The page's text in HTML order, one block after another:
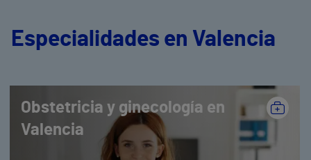
Especialidades en Valencia
Obstetricia y ginecología en
Valencia